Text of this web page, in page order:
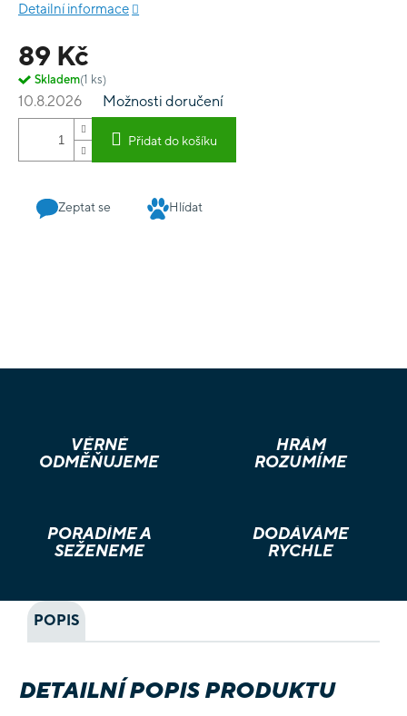
89 Kč
Skladem(1 ks)
10.8.2026 Možnosti doručení
Přidat do košíku
Detailní informace
Zeptat se Hlídat
VĚRNÉ
ODMĚŇUJEME
HRÁM
ROZUMÍME
PORADÍME A
SEŽENEME
DODÁVÁME
RYCHLE
POPIS
DETAILNÍ POPIS PRODUKTU